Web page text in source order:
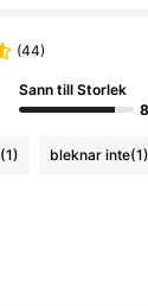
(44)
Sann till Storlek
(1) bleknar inte(1)